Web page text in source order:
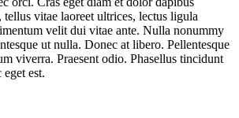
vitae laoreet ultrices, lectus ligula
velit dui vitae ante. Nulla nonummy
ut nulla. Donec at libero. Pellentesque
viverra. Praesent odio. Phasellus tincidunt
est.